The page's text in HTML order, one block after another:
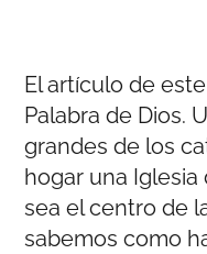
El artículo de
Palabra de Dios.
grandes de los
hogar una
sea el centro de
sabemos como